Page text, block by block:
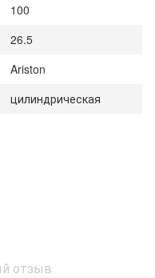
100
26.5
Ariston
цилиндрическая
отзыв